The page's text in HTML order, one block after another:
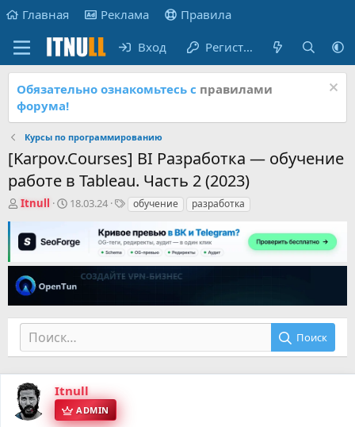
Главная Реклама Правила
Вход Регистрация
Обязательно ознакомьтесь с правилами
форума!
Курсы по программированию
[Karpov.Courses] BI Разработка — обучение
работе в Tableau. Часть 2 (2023)
А
т
о
т
е
м
ы
Itnull
Д
а
ч
а
л
18.03.24
Т
г
и
обучение разработка
Поиск
Itnull
ADMIN